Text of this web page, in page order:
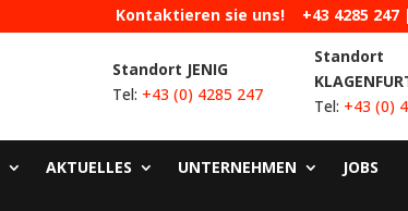
Kontaktieren sie uns! +43 4285 247|
Standort JENIG
Tel: +43 (0) 4285 247
Standort
Tel: +43 (0)
AKTUELLES UNTERNEHMEN
JOBS